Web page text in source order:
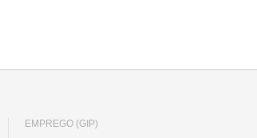
EMPREGO (GIP)